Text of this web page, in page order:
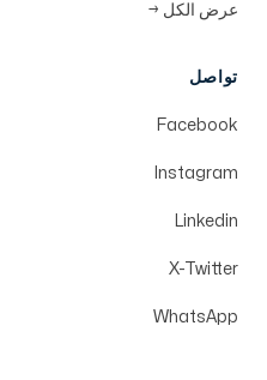
عرض الكل →
تواصل
Facebook
Instagram
Linkedin
X-Twitter
WhatsApp